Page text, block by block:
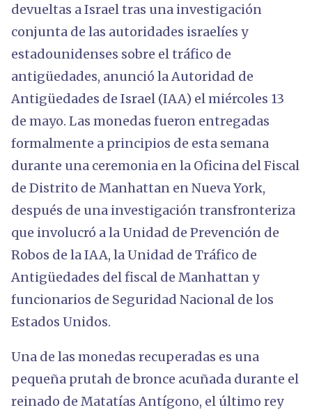
devueltas a Israel tras una investigación
conjunta de las autoridades israelíes y
estadounidenses sobre el tráfico de
antigüedades, anunció la Autoridad de
Antigüedades de Israel (IAA) el miércoles 13
de mayo. Las monedas fueron entregadas
formalmente a principios de esta semana
durante una ceremonia en la Oficina del Fiscal
de Distrito de Manhattan en Nueva York,
después de una investigación transfronteriza
que involucró a la Unidad de Prevención de
Robos de la IAA, la Unidad de Tráfico de
Antigüedades del fiscal de Manhattan y
funcionarios de Seguridad Nacional de los
Estados Unidos.
Una de las monedas recuperadas es una
pequeña prutah de bronce acuñada durante el
reinado de Matatías Antígono, el último rey